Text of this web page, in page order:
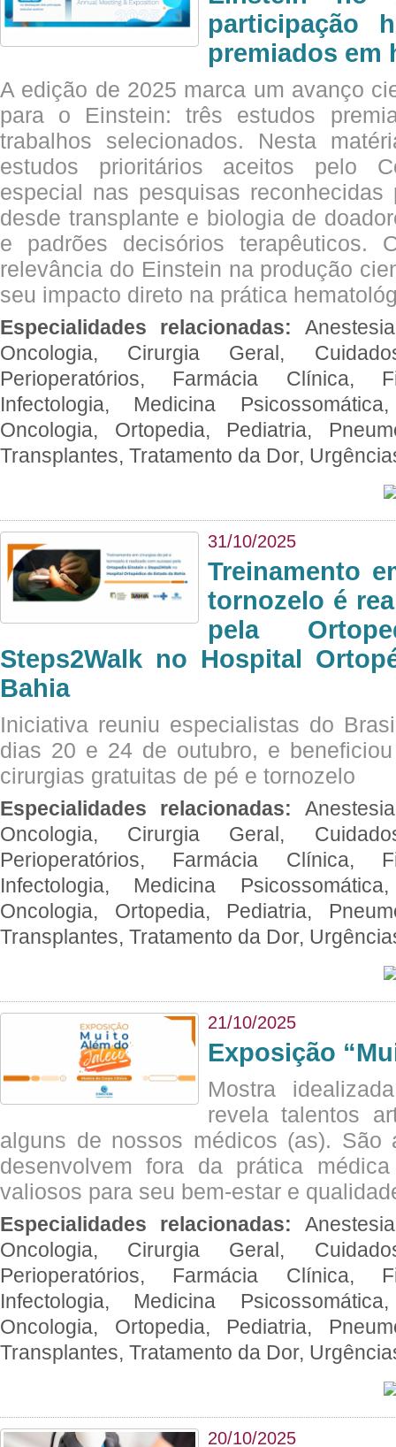
participação
premiados em
A edição de 2025 marca um avanço
para o Einstein: três estudos
trabalhos selecionados. Nesta
estudos prioritários aceitos pelo
especial nas pesquisas
desde transplante e biologia de
e padrões decisórios terapêuticos.
relevância do Einstein na produção
seu impacto direto na prática
Especialidades relacionadas:
Oncologia, Cirurgia Geral,
Perioperatórios, Farmácia Clínica,
Infectologia, Medicina
Oncologia, Ortopedia, Pediatria,
Transplantes, Tratamento da Dor,
31/10/2025
Treinamento
tornozelo é
pela
Steps2Walk no Hospital
Bahia
Iniciativa reuniu especialistas do
dias 20 e 24 de outubro, e
cirurgias gratuitas de pé e tornozelo
Especialidades relacionadas:
Oncologia, Cirurgia Geral,
Perioperatórios, Farmácia Clínica,
Infectologia, Medicina
Oncologia, Ortopedia, Pediatria,
Transplantes, Tratamento da Dor,
21/10/2025
Exposição
Mostra
revela talentos
alguns de nossos médicos (as). São
desenvolvem fora da prática
valiosos para seu bem-estar e
Especialidades relacionadas:
Oncologia, Cirurgia Geral,
Perioperatórios, Farmácia Clínica,
Infectologia, Medicina
Oncologia, Ortopedia, Pediatria,
Transplantes, Tratamento da Dor,
20/10/2025